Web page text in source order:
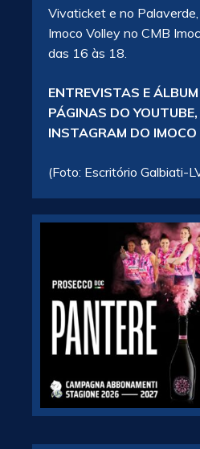
Vivaticket e no
Imoco Volley no CMB
das 16 às 18.
ENTREVISTAS E
PÁGINAS DO
INSTAGRAM DO IMOCO
(Foto: Escritório Galbiati-